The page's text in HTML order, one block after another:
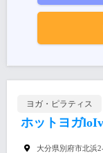
ヨガ・ピラティス
ホットヨガ
大分県別府市北浜